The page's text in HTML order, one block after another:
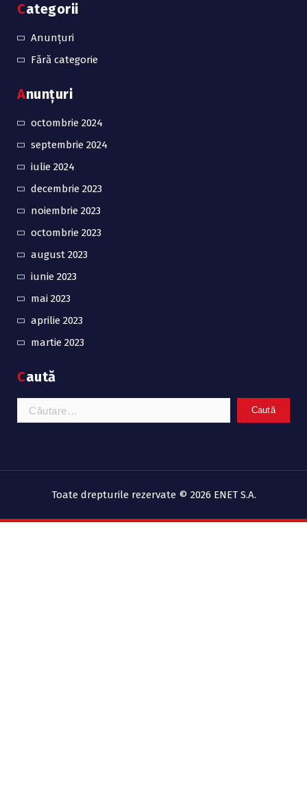
Categorii
Anunțuri
Fără categorie
Anunțuri
octombrie 2024
septembrie 2024
iulie 2024
decembrie 2023
noiembrie 2023
octombrie 2023
august 2023
iunie 2023
mai 2023
aprilie 2023
martie 2023
Caută
Toate drepturile rezervate © 2026 ENET S.A.